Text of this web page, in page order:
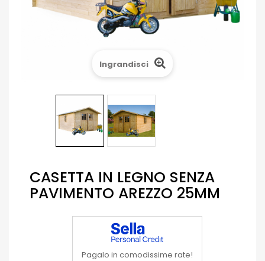
Ingrandisci
CASETTA IN LEGNO SENZA
PAVIMENTO AREZZO 25MM
Pagalo in comodissime rate!